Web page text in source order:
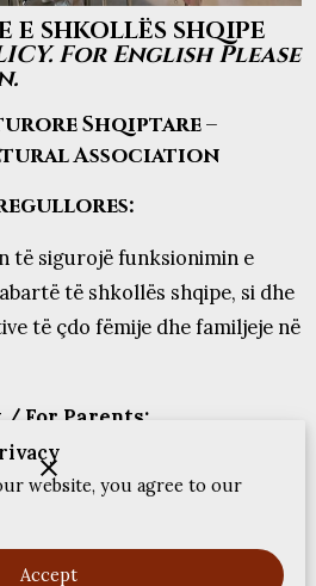
E SHKOLLËS SHQIPE
For English Please
Shqiptare –
Association
llores:
të sigurojë funksionimin e
të shkollës shqipe, si dhe
të çdo fëmije dhe familjeje në
For Parents:
është regjistruar në shkollë
pjesë rregullisht në mësim
website, you agree to our
Accept